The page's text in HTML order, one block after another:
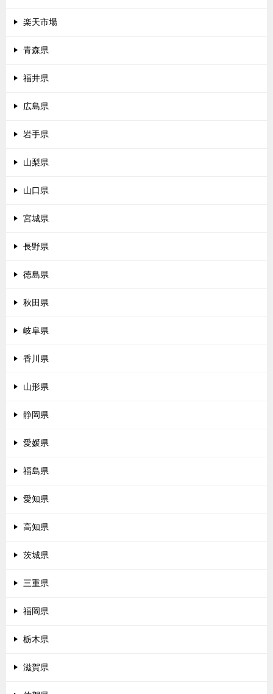
楽天市場
青森県
福井県
広島県
岩手県
山梨県
山口県
宮城県
長野県
徳島県
秋田県
岐阜県
香川県
山形県
静岡県
愛媛県
福島県
愛知県
高知県
茨城県
三重県
福岡県
栃木県
滋賀県